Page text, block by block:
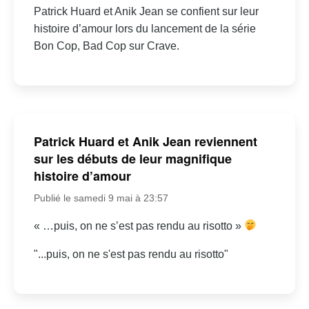
Patrick Huard et Anik Jean se confient sur leur
histoire d’amour lors du lancement de la série
Bon Cop, Bad Cop sur Crave.
Patrick Huard et Anik Jean reviennent
sur les débuts de leur magnifique
histoire d’amour
Publié le samedi 9 mai à 23:57
« …puis, on ne s’est pas rendu au risotto »
"...puis, on ne s'est pas rendu au risotto"